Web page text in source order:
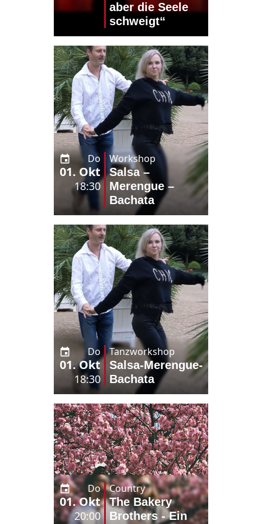
aber die Seele
schweigt“
Do
01. Okt
18:30
Workshop
Salsa –
Merengue –
Bachata
Do
01. Okt
18:30
Tanzworkshop
Salsa-Merengue-
Bachata
Do
01. Okt
20:00
Country
The Bakery
Brothers - Ein